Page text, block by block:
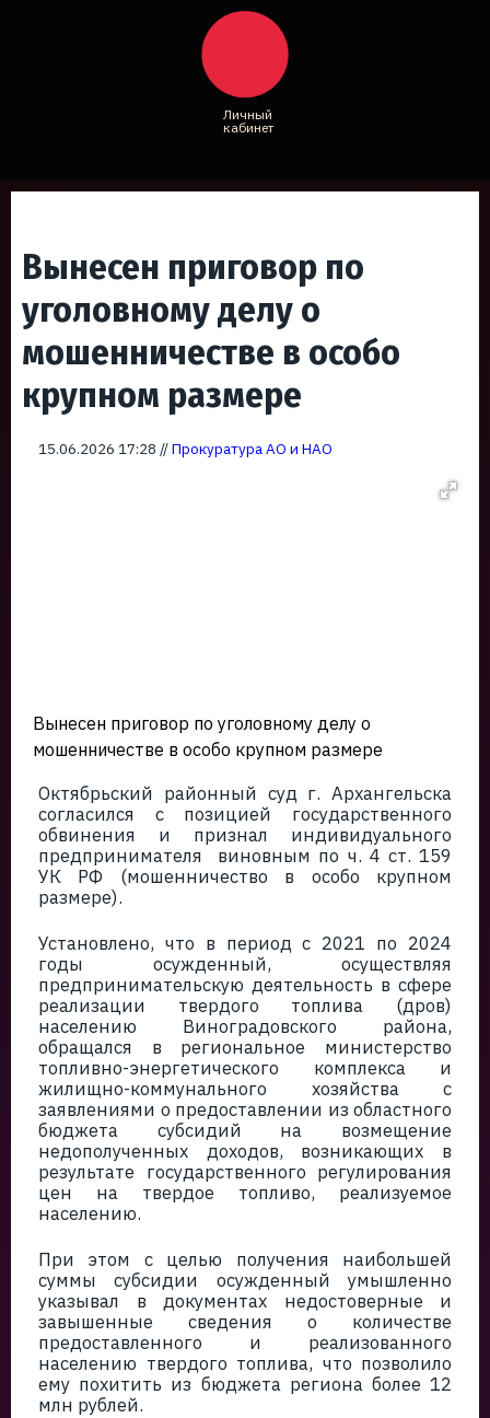
Личный
кабинет
Вынесен приговор по
уголовному делу о
мошенничестве в особо
крупном размере
15.06.2026 17:28 //Прокуратура АО и НАО
Вынесен приговор по уголовному делу о
мошенничестве в особо крупном размере
Октябрьский районный суд г. Архангельска
согласился с позицией государственного
обвинения и признал индивидуального
предпринимателя виновным по ч. 4 ст. 159
УК РФ (мошенничество в особо крупном
размере).
Установлено, что в период с 2021 по 2024
годы осужденный, осуществляя
предпринимательскую деятельность в сфере
реализации твердого топлива (дров)
населению Виноградовского района,
обращался в региональное министерство
топливно-энергетического комплекса и
жилищно-коммунального хозяйства с
заявлениями о предоставлении из областного
бюджета субсидий на возмещение
недополученных доходов, возникающих в
результате государственного регулирования
цен на твердое топливо, реализуемое
населению.
При этом с целью получения наибольшей
суммы субсидии осужденный умышленно
указывал в документах недостоверные и
завышенные сведения о количестве
предоставленного и реализованного
населению твердого топлива, что позволило
ему похитить из бюджета региона более 12
млн рублей.